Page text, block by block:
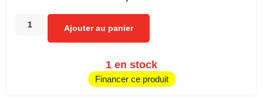
Ajouter au panier
1 en stock
Financer ce produit